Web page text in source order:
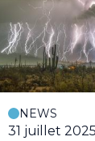
NEWS
31 juillet 2025